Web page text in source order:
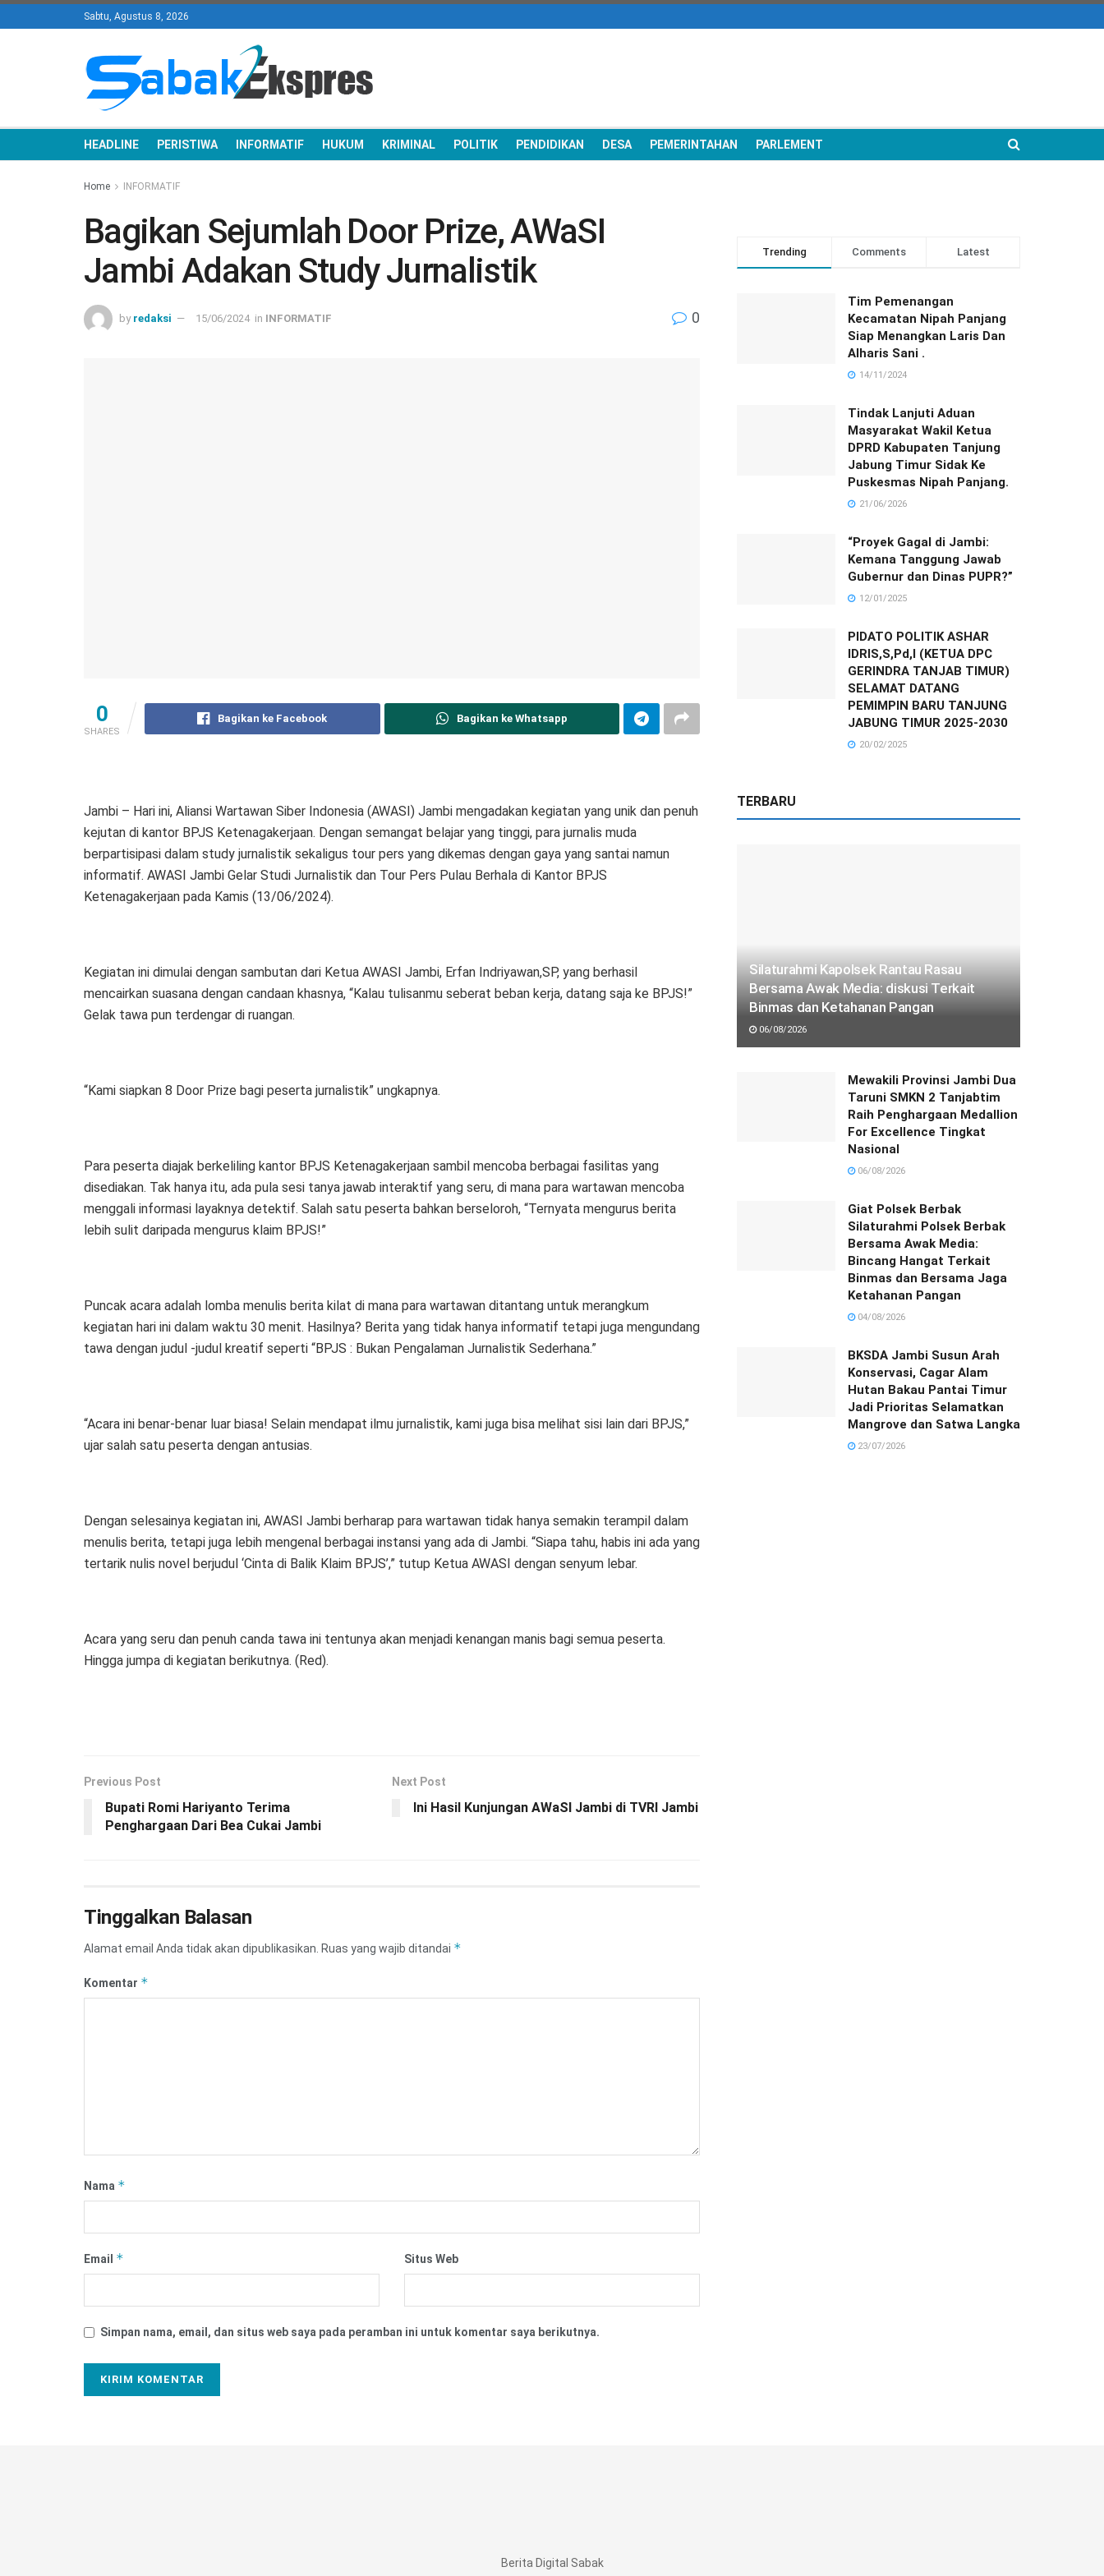
Sabtu, Agustus 8, 2026
HEADLINE PERISTIWA INFORMATIF HUKUM KRIMINAL POLITIK PENDIDIKAN DESA PEMERINTAHAN PARLEMENT
Home INFORMATIF
Bagikan Sejumlah Door Prize, AWaSI
Jambi Adakan Study Jurnalistik
by redaksi 15/06/2024 in INFORMATIF 0
0
SHARES
Bagikan ke Facebook Bagikan ke Whatsapp
Jambi – Hari ini, Aliansi Wartawan Siber Indonesia (AWASI) Jambi mengadakan kegiatan yang unik dan penuh
kejutan di kantor BPJS Ketenagakerjaan. Dengan semangat belajar yang tinggi, para jurnalis muda
berpartisipasi dalam study jurnalistik sekaligus tour pers yang dikemas dengan gaya yang santai namun
informatif. AWASI Jambi Gelar Studi Jurnalistik dan Tour Pers Pulau Berhala di Kantor BPJS
Ketenagakerjaan pada Kamis (13/06/2024).
Kegiatan ini dimulai dengan sambutan dari Ketua AWASI Jambi, Erfan Indriyawan,SP, yang berhasil
mencairkan suasana dengan candaan khasnya, “Kalau tulisanmu seberat beban kerja, datang saja ke BPJS!”
Gelak tawa pun terdengar di ruangan.
“Kami siapkan 8 Door Prize bagi peserta jurnalistik” ungkapnya.
Para peserta diajak berkeliling kantor BPJS Ketenagakerjaan sambil mencoba berbagai fasilitas yang
disediakan. Tak hanya itu, ada pula sesi tanya jawab interaktif yang seru, di mana para wartawan mencoba
menggali informasi layaknya detektif. Salah satu peserta bahkan berseloroh, “Ternyata mengurus berita
lebih sulit daripada mengurus klaim BPJS!”
Puncak acara adalah lomba menulis berita kilat di mana para wartawan ditantang untuk merangkum
kegiatan hari ini dalam waktu 30 menit. Hasilnya? Berita yang tidak hanya informatif tetapi juga mengundang
tawa dengan judul -judul kreatif seperti “BPJS : Bukan Pengalaman Jurnalistik Sederhana.”
“Acara ini benar-benar luar biasa! Selain mendapat ilmu jurnalistik, kami juga bisa melihat sisi lain dari BPJS,”
ujar salah satu peserta dengan antusias.
Dengan selesainya kegiatan ini, AWASI Jambi berharap para wartawan tidak hanya semakin terampil dalam
menulis berita, tetapi juga lebih mengenal berbagai instansi yang ada di Jambi. “Siapa tahu, habis ini ada yang
tertarik nulis novel berjudul ‘Cinta di Balik Klaim BPJS’,” tutup Ketua AWASI dengan senyum lebar.
Acara yang seru dan penuh canda tawa ini tentunya akan menjadi kenangan manis bagi semua peserta.
Hingga jumpa di kegiatan berikutnya. (Red).
Previous Post
Bupati Romi Hariyanto Terima
Penghargaan Dari Bea Cukai Jambi
Next Post
Ini Hasil Kunjungan AWaSI Jambi di TVRI Jambi
Tinggalkan Balasan
Alamat email Anda tidak akan dipublikasikan. Ruas yang wajib ditandai *
Komentar *
Nama *
Email * Situs Web
Simpan nama, email, dan situs web saya pada peramban ini untuk komentar saya berikutnya.
Trending Comments Latest
Tim Pemenangan
Kecamatan Nipah Panjang
Siap Menangkan Laris Dan
Alharis Sani .
14/11/2024
Tindak Lanjuti Aduan
Masyarakat Wakil Ketua
DPRD Kabupaten Tanjung
Jabung Timur Sidak Ke
Puskesmas Nipah Panjang.
21/06/2026
“Proyek Gagal di Jambi:
Kemana Tanggung Jawab
Gubernur dan Dinas PUPR?”
12/01/2025
PIDATO POLITIK ASHAR
IDRIS,S,Pd,I (KETUA DPC
GERINDRA TANJAB TIMUR)
SELAMAT DATANG
PEMIMPIN BARU TANJUNG
JABUNG TIMUR 2025-2030
20/02/2025
TERBARU
Silaturahmi Kapolsek Rantau Rasau
Bersama Awak Media: diskusi Terkait
Binmas dan Ketahanan Pangan
06/08/2026
Mewakili Provinsi Jambi Dua
Taruni SMKN 2 Tanjabtim
Raih Penghargaan Medallion
For Excellence Tingkat
Nasional
06/08/2026
Giat Polsek Berbak
Silaturahmi Polsek Berbak
Bersama Awak Media:
Bincang Hangat Terkait
Binmas dan Bersama Jaga
Ketahanan Pangan
04/08/2026
BKSDA Jambi Susun Arah
Konservasi, Cagar Alam
Hutan Bakau Pantai Timur
Jadi Prioritas Selamatkan
Mangrove dan Satwa Langka
23/07/2026
Berita Digital Sabak